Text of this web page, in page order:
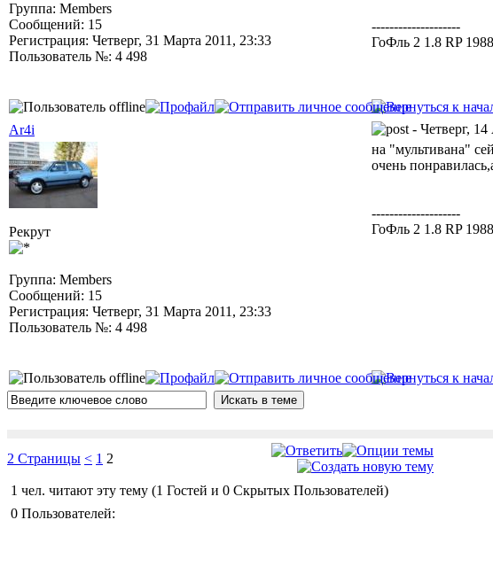
Группа: Members
Сообщений: 15
Регистрация: Четверг, 31 Марта 2011, 23:33
Пользователь №: 4 498
--------------------
ГоФль 2 1.8 RP
Ar4i - Четверг, 14
Рекрут
Группа: Members
Сообщений: 15
Регистрация: Четверг, 31 Марта 2011, 23:33
Пользователь №: 4 498
на "мультивана"
очень
--------------------
ГоФль 2 1.8 RP
2 Страницы < 1 2
1 чел. читают эту тему (1 Гостей и 0 Скрытых Пользователей)
0 Пользователей: